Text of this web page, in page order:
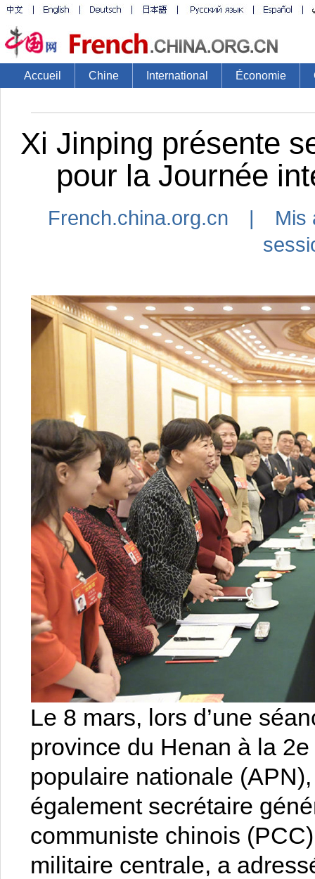
Accueil Chine International Économie
Xi Jinping présente
pour la Journée
French.china.org.cn |
Le 8 mars, lors d’une
province du Henan à la
populaire nationale
également secrétaire
communiste chinois
militaire centrale, a